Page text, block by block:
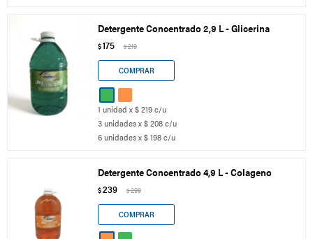
Detergente Concentrado 2,9 L - Glicerina
$175 $219
1 unidad x $ 219 c/u
3 unidades x $ 208 c/u
6 unidades x $ 198 c/u
Detergente Concentrado 4,9 L - Colageno
$239 $299